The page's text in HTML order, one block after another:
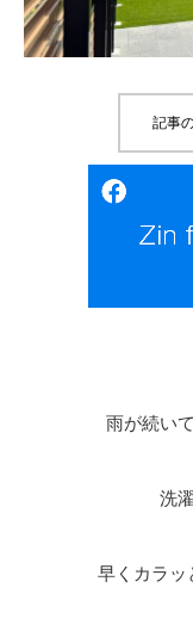
記事
雨が続い
洗
早くカラッ